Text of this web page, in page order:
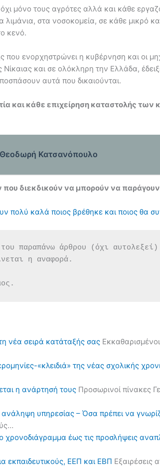
μόνο τους αγρότες αλλά και κάθε
στα νοσοκομεία, σε κάθε μικρό
κενό.
ενορχηστρώνει η κυβέρνηση και οι
και σε ολόκληρη την Ελλάδα,
αυτά που δικαιούνται.
και κάθε επιχείρηση καταστολής
Κατσανόπουλο
διεκδικούν να μπορούν να
καλά ποιος βρέθηκε και ποιος θα
παραπάνω άρθρου (όχι
η αναφορά.
νέα σειρά κατάταξής σας
«κλειδιά» της νέας σχολικής
η ανάρτησή τους Προσωρινοί πίνακες
υπηρεσίας – Όσα πρέπει να
χρονοδιάγραμμα έως τις προσλήψεις
εκπαιδευτικούς, ΕΕΠ και ΕΒΠ Εξαιρέσεις